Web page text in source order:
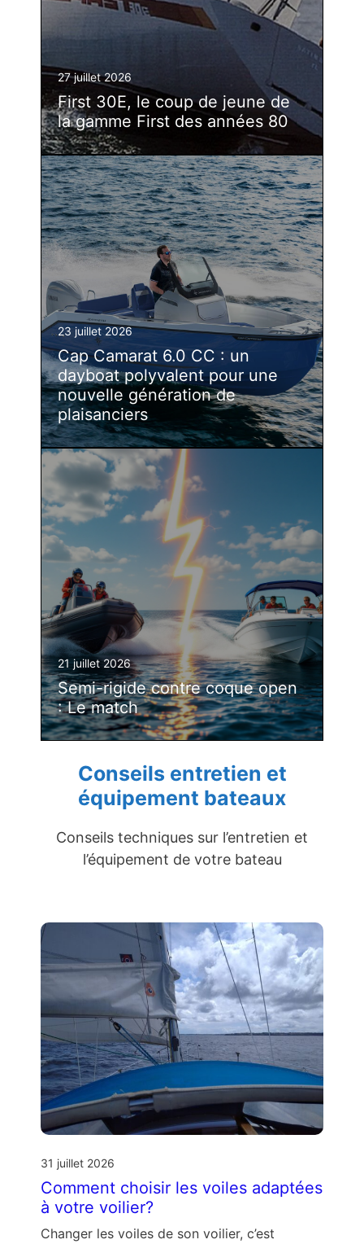
27 juillet 2026
First 30E, le coup de jeune de
la gamme First des années 80
23 juillet 2026
Cap Camarat 6.0 CC : un
dayboat polyvalent pour une
nouvelle génération de
plaisanciers
21 juillet 2026
Semi-rigide contre coque open
: Le match
Conseils entretien et
équipement bateaux
Conseils techniques sur l’entretien et
l’équipement de votre bateau
31 juillet 2026
Comment choisir les voiles adaptées
à votre voilier?
Changer les voiles de son voilier, c’est